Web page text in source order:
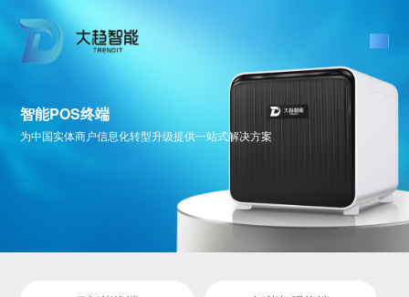
智能POS终端
为中国实体商户信息化转型升级提供一站式解决方案